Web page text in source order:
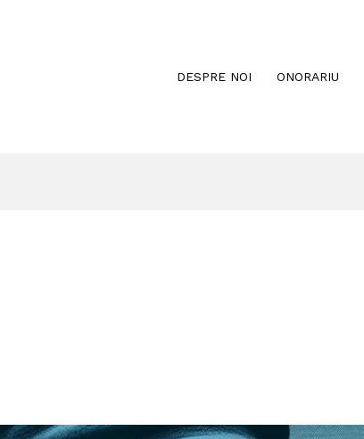
DESPRE NOI ONORARIU